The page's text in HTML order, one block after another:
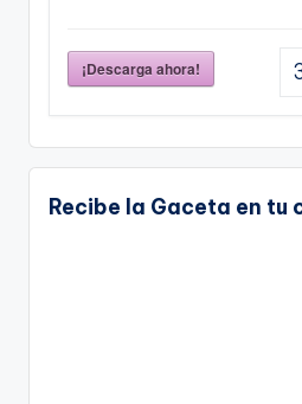
¡Descarga ahora!
Recibe la Gaceta en tu